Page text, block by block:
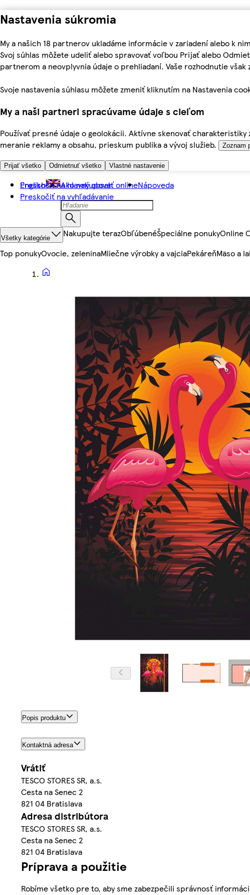
Nastavenia súkromia
My a našich 18 partnerov ukladáme informácie v zariadení alebo k
Svoj súhlas môžete udeliť alebo spravovať voľbou Prijať alebo
partnerom a neovplyvnia údaje o prehliadaní. Vaše rozhodnutie
Svoje nastavenia súhlasu môžete zmeniť kliknutím na Nastavenia
My a naši partneri spracúvame údaje s cieľom
Používať presné údaje o geolokácii. Aktívne skenovať
meranie reklamy a obsahu, prieskum publika a vývoj služieb.
Zoznam
Prijať všetko Odmietnuť všetko Vlastné nastavenie
Preskočiť na hlavný obsah
Preskočiť na vyhľadávanie
English Ako nakupovať onlineNápoveda
Všetky kategórie Nakupujte terazObľúbenéŠpeciálne ponukyOnline
Top ponukyOvocie, zeleninaMliečne výrobky a vajciaPekáreňMäso a
Popis produktu
Kontaktná adresa
Vrátiť
TESCO STORES SR, a.s.
Cesta na Senec 2
821 04 Bratislava
Adresa distribútora
TESCO STORES SR, a.s.
Cesta na Senec 2
821 04 Bratislava
Príprava a použitie
Robíme všetko pre to, aby sme zabezpečili správnosť